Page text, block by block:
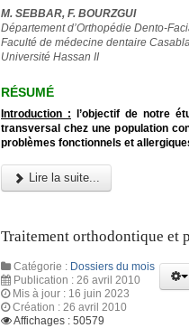
M. SEBBAR, F. BOURZGUI
Département d’Orthopédie Dento-
Faculté de médecine dentaire
Université Hassan II
RÉSUMÉ
Introduction : l’objectif de notre
transversal chez une population
problèmes fonctionnels et
Lire la suite...
Traitement orthodontique et
Catégorie : Dossiers du mois
Publication : 26 avril 2010
Mis à jour : 16 juin 2023
Création : 26 avril 2010
Affichages : 50579